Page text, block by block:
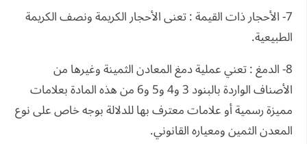
7- الأحجار ذات القيمة : تعنى الأحجار الكريمة ونصف الكريمة
الطبيعية.
8- الدمغ : تعني عملية دمغ المعادن الثمينة وغيرها من
الأصناف الواردة بالبنود 3 و4 و5 و6 من هذه المادة بعلامات
مميزة رسمية أو علامات معترف بها للدلالة بوجه خاص على نوع
المعدن الثمين ومعياره القانوني.